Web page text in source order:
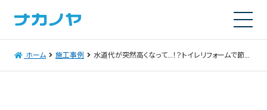
ホーム 施工事例 水道代が突然高くなって…！？トイレリフォームで節水｜越谷市